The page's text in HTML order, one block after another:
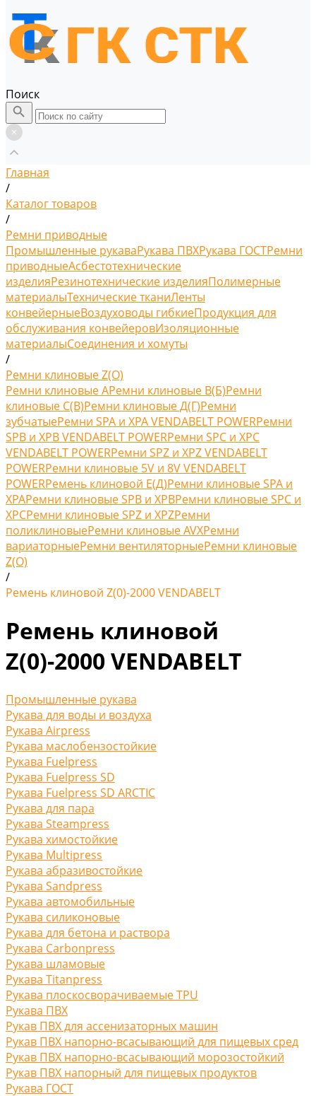
Поиск
Главная
/
Каталог товаров
/
Ремни приводные
Промышленные рукаваРукава ПВХРукава ГОСТРемни
приводныеАсбестотехнические
изделияРезинотехнические изделияПолимерные
материалыТехнические тканиЛенты
конвейерныеВоздуховоды гибкиеПродукция для
обслуживания конвейеровИзоляционные
материалыСоединения и хомуты
/
Ремни клиновые Z(O)
Ремни клиновые AРемни клиновые В(Б)Ремни
клиновые С(B)Ремни клиновые Д(Г)Ремни
зубчатыеРемни SPA и XPA VENDABELT POWERРемни
SPB и XPB VENDABELT POWERРемни SPC и XPC
VENDABELT POWERРемни SPZ и XPZ VENDABELT
POWERРемни клиновые 5V и 8V VENDABELT
POWERРемень клиновой Е(Д)Ремни клиновые SPA и
XPAРемни клиновые SPB и XPBРемни клиновые SPC и
XPCРемни клиновые SPZ и XPZРемни
поликлиновыеРемни клиновые AVXРемни
вариаторныеРемни вентиляторныеРемни клиновые
Z(O)
/
Ремень клиновой Z(0)-2000 VENDABELT
Ремень клиновой
Z(0)-2000 VENDABELT
Промышленные рукава
Рукава для воды и воздуха
Рукава Airpress
Рукава маслобензостойкие
Рукава Fuelpress
Рукава Fuelpress SD
Рукава Fuelpress SD ARCTIC
Рукава для пара
Рукава Steampress
Рукава химостойкие
Рукава Multipress
Рукава абразивостойкие
Рукава Sandpress
Рукава автомобильные
Рукава силиконовые
Рукава для бетона и раствора
Рукава Carbonpress
Рукава шламовые
Рукава Titanpress
Рукава плоскосворачиваемые TPU
Рукава ПВХ
Рукав ПВХ для ассенизаторных машин
Рукав ПВХ напорно-всасывающий для пищевых сред
Рукав ПВХ напорно-всасывающий морозостойкий
Рукав ПВХ напорный для пищевых продуктов
Рукава ГОСТ